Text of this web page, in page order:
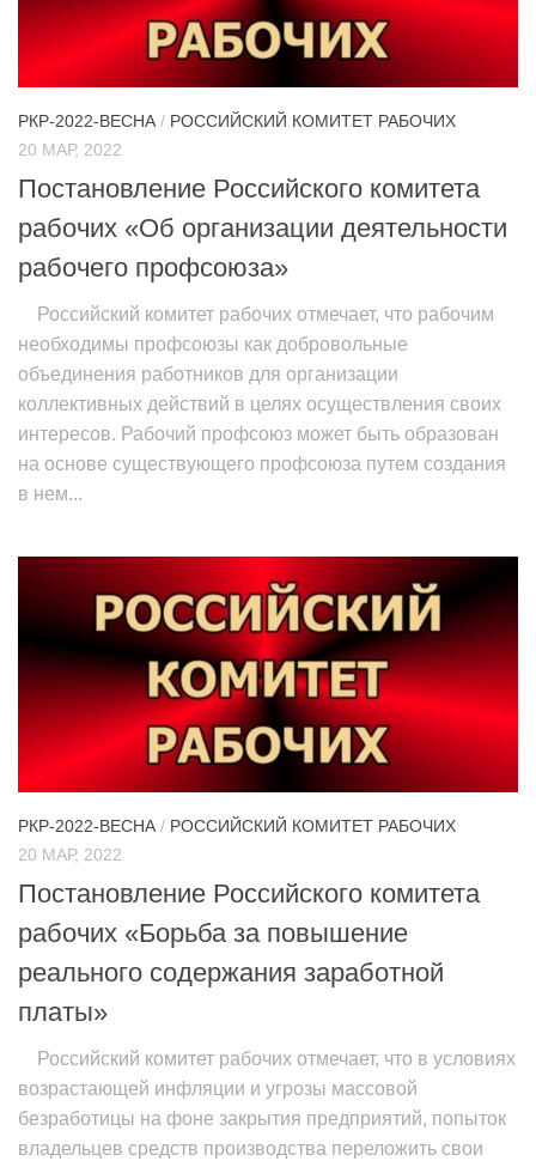
ИЗУЧЕНИЕ ДИАЛЕКТИКИ
ПРОФСОЮЗНАЯ БОРЬБА
ФЕДЕРАЦИЯ ПРОФСОЮЗОВ РОССИИ
НАРОДНАЯ ПРАВДА
РКР-2022-ВЕСНА / РОССИЙСКИЙ КОМИТЕТ РАБОЧИХ
20 МАР, 2022
Постановление Российского комитета
рабочих «Об организации деятельности
рабочего профсоюза»
Российский комитет рабочих отмечает, что рабочим
необходимы профсоюзы как добровольные
объединения работников для организации
коллективных действий в целях осуществления своих
интересов. Рабочий профсоюз может быть образован
на основе существующего профсоюза путем создания
в нем...
РКР-2022-ВЕСНА / РОССИЙСКИЙ КОМИТЕТ РАБОЧИХ
20 МАР, 2022
Постановление Российского комитета
рабочих «Борьба за повышение
реального содержания заработной
платы»
Российский комитет рабочих отмечает, что в условиях
возрастающей инфляции и угрозы массовой
безработицы на фоне закрытия предприятий, попыток
владельцев средств производства переложить свои